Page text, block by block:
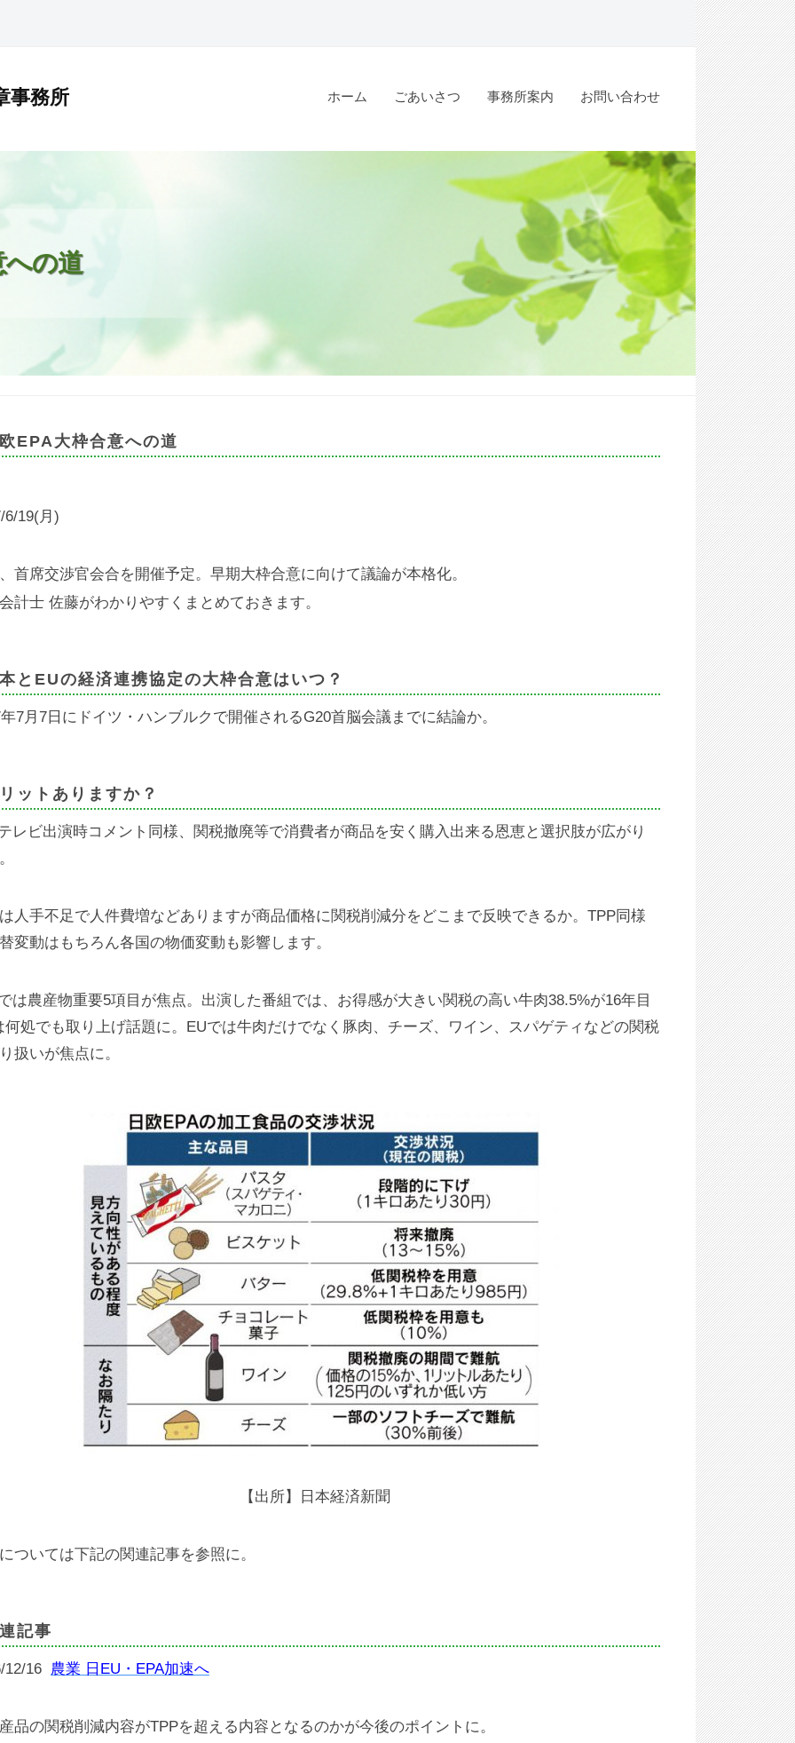
事務所 ホーム ごあいさつ 事務所案内 お問い合わせ
への道
EPA大枠合意への道
6/19(月)
首席交渉官会合を開催予定。早期大枠合意に向けて議論が本格化。
計士 佐藤がわかりやすくまとめておきます。
とEUの経済連携協定の大枠合意はいつ？
7月7日にドイツ・ハンブルクで開催されるG20首脳会議までに結論か。
ットありますか？
レビ出演時コメント同様、関税撤廃等で消費者が商品を安く購入出来る恩恵と選択肢が広がり
人手不足で人件費増などありますが商品価格に関税削減分をどこまで反映できるか。TPP同様
変動はもちろん各国の物価変動も影響します。
は農産物重要5項目が焦点。出演した番組では、お得感が大きい関税の高い牛肉38.5%が16年目
何処でも取り上げ話題に。EUでは牛肉だけでなく豚肉、チーズ、ワイン、スパゲティなどの関税
扱いが焦点に。
【出所】日本経済新聞
ついては下記の関連記事を参照に。
記事
12/16 農業 日EU・EPA加速へ
品の関税削減内容がTPPを超える内容となるのかが今後のポイントに。